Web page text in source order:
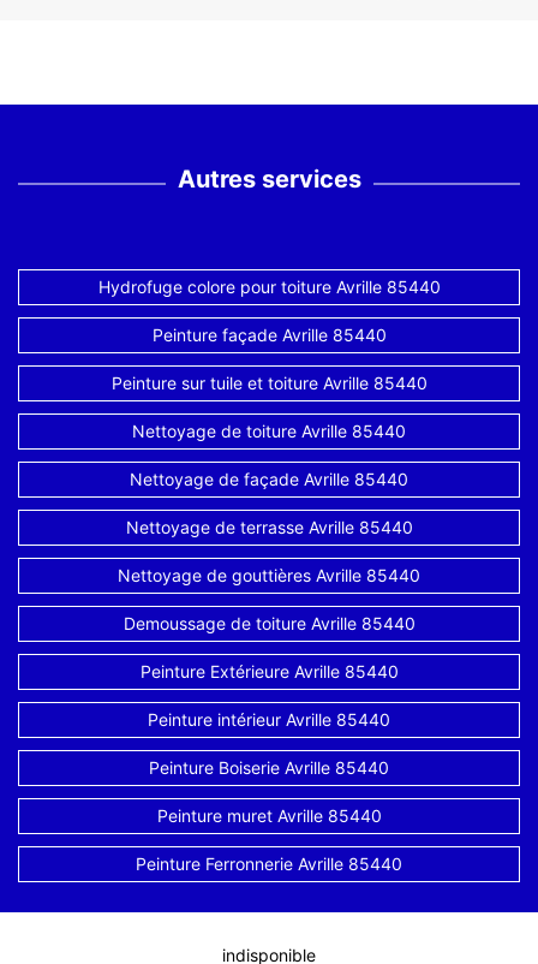
Autres services
Hydrofuge colore pour toiture Avrille 85440
Peinture façade Avrille 85440
Peinture sur tuile et toiture Avrille 85440
Nettoyage de toiture Avrille 85440
Nettoyage de façade Avrille 85440
Nettoyage de terrasse Avrille 85440
Nettoyage de gouttières Avrille 85440
Demoussage de toiture Avrille 85440
Peinture Extérieure Avrille 85440
Peinture intérieur Avrille 85440
Peinture Boiserie Avrille 85440
Peinture muret Avrille 85440
Peinture Ferronnerie Avrille 85440
indisponible